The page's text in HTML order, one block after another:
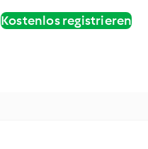
Kostenlos registrieren